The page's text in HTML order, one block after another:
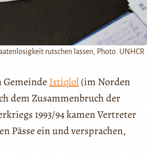
rutschen lassen, Photo: UNHCR
Gemeinde Istiqlol(im Norden
dem Zusammenbruch der
1993/94 kamen Vertreter
Pässe ein und versprachen,